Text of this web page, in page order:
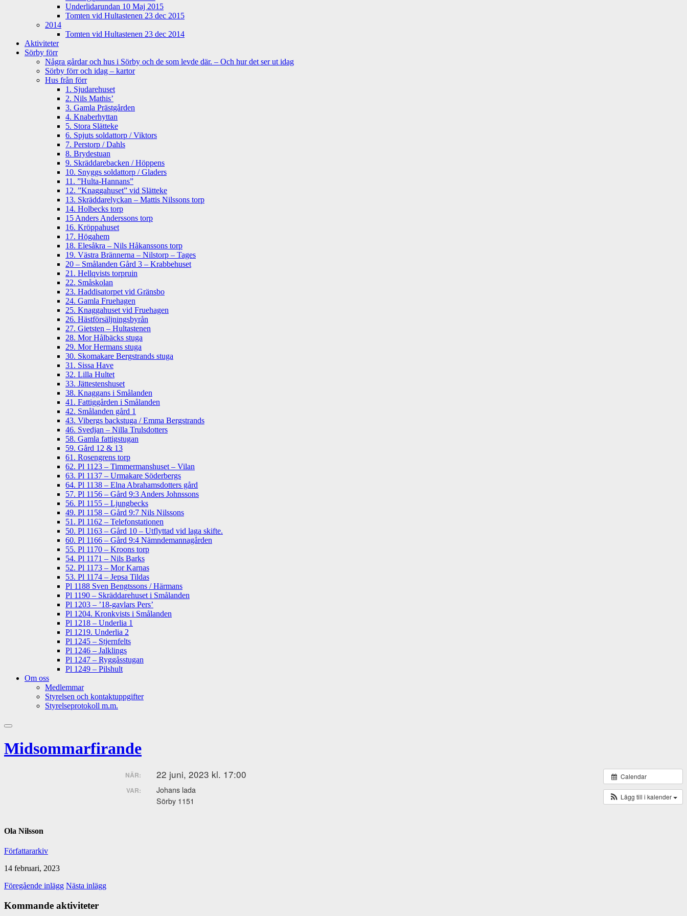
Underlidarundan 10 Maj 2015
Tomten vid Hultastenen 23 dec 2015
2014
Tomten vid Hultastenen 23 dec 2014
Aktiviteter
Sörby förr
Några gårdar och hus i Sörby och de som levde där. – Och hur det ser ut idag
Sörby förr och idag – kartor
Hus från förr
1. Sjudarehuset
2. Nils Mathis’
3. Gamla Prästgården
4. Knaberhyttan
5. Stora Slätteke
6. Spjuts soldattorp / Viktors
7. Perstorp / Dahls
8. Brydestuan
9. Skräddarebacken / Höppens
10. Snyggs soldattorp / Gladers
11. ”Hulta-Hannans”
12. ”Knaggahuset” vid Slätteke
13. Skräddarelyckan – Mattis Nilssons torp
14. Holbecks torp
15 Anders Anderssons torp
16. Kröppahuset
17. Högahem
18. Elesåkra – Nils Håkanssons torp
19. Västra Brännerna – Nilstorp – Tages
20 – Smålanden Gård 3 – Krabbehuset
21. Hellqvists torpruin
22. Småskolan
23. Haddisatorpet vid Gränsbo
24. Gamla Fruehagen
25. Knaggahuset vid Fruehagen
26. Hästförsäljningsbyrån
27. Gietsten – Hultastenen
28. Mor Hålbäcks stuga
29. Mor Hermans stuga
30. Skomakare Bergstrands stuga
31. Sissa Have
32. Lilla Hultet
33. Jättestenshuset
38. Knaggans i Smålanden
41. Fattiggården i Smålanden
42. Smålanden gård 1
43. Vibergs backstuga / Emma Bergstrands
46. Svedjan – Nilla Trulsdotters
58. Gamla fattigstugan
59. Gård 12 & 13
61. Rosengrens torp
62. Pl 1123 – Timmermanshuset – Vilan
63. Pl 1137 – Urmakare Söderbergs
64. Pl 1138 – Elna Abrahamsdotters gård
57. Pl 1156 – Gård 9:3 Anders Johnssons
56. Pl 1155 – Ljungbecks
49. Pl 1158 – Gård 9:7 Nils Nilssons
51. Pl 1162 – Telefonstationen
50. Pl 1163 – Gård 10 – Utflyttad vid laga skifte.
60. Pl 1166 – Gård 9:4 Nämndemannagården
55. Pl 1170 – Kroons torp
54. Pl 1171 – Nils Barks
52. Pl 1173 – Mor Karnas
53. Pl 1174 – Jepsa Tildas
Pl 1188 Sven Bengtssons / Härmans
Pl 1190 – Skräddarehuset i Smålanden
Pl 1203 – ’18-gavlars Pers’
Pl 1204. Kronkvists i Smålanden
Pl 1218 – Underlia 1
Pl 1219. Underlia 2
Pl 1245 – Stjernfelts
Pl 1246 – Jalklings
Pl 1247 – Ryggåsstugan
Pl 1249 – Pilshult
Om oss
Medlemmar
Styrelsen och kontaktuppgifter
Styrelseprotokoll m.m.
Slå
sökfält
Midsommarfirande
Calendar
Lägg till i kalender
NÄR: 22 juni, 2023 kl. 17:00
VAR:
Johans lada
Sörby 1151
Ola Nilsson
Författararkiv
14 februari, 2023
Föregående inlägg Nästa inlägg
Kommande aktiviteter